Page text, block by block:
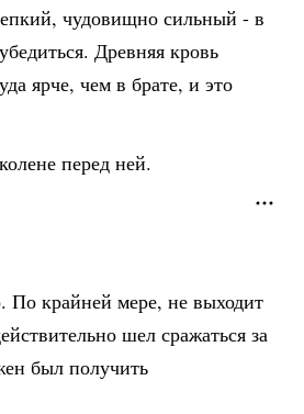
чудовищно сильный - в
Древняя кровь
ярче, чем в брате, и это
перед ней.
По крайней мере, не выходит
шел сражаться за
был получить